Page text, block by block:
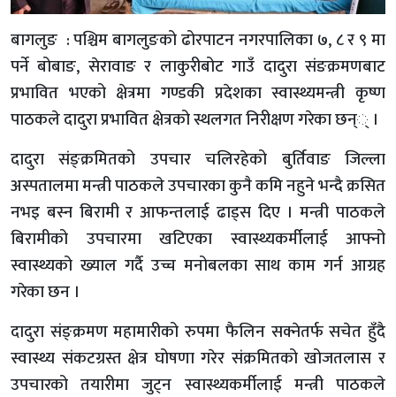
बागलुङ : पश्चिम बागलुङको ढोरपाटन नगरपालिका ७, ८ र ९ मा
पर्ने बोबाङ, सेरावाङ र लाकुरीबोट गाउँ दादुरा संङक्रमणबाट
प्रभावित भएको क्षेत्रमा गण्डकी प्रदेशका स्वास्थ्यमन्त्री कृष्ण
पाठकले दादुरा प्रभावित क्षेत्रको स्थलगत निरीक्षण गरेका छन्् ।
दादुरा संङ्क्रमितको उपचार चलिरहेको बुर्तिवाङ जिल्ला
अस्पतालमा मन्त्री पाठकले उपचारका कुनै कमि नहुने भन्दै क्रसित
नभइ बस्न बिरामी र आफन्तलाई ढाड्स दिए । मन्त्री पाठकले
बिरामीको उपचारमा खटिएका स्वास्थ्यकर्मीलाई आफ्नो
स्वास्थ्यको ख्याल गर्दै उच्च मनोबलका साथ काम गर्न आग्रह
गरेका छन ।
दादुरा संङ्क्रमण महामारीको रुपमा फैलिन सक्नेतर्फ सचेत हुँदै
स्वास्थ्य संकटग्रस्त क्षेत्र घोषणा गरेर संक्रमितको खोजतलास र
उपचारको तयारीमा जुट्न स्वास्थ्यकर्मीलाई मन्त्री पाठकले